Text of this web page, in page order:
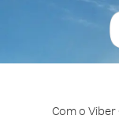
Com o